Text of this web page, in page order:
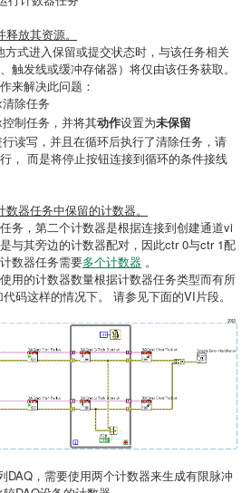
放其资源。
式进入保留或提交状态时，与该任务相关
触发线或缓冲存储器）将仅由该任务获取。
来解决此问题：
清除任务
控制任务 ，并将其动作设置为未保留
读写，并且在循环后执行了清除任务，请
， 而是将停止按钮连接到循环的条件接线
器任务中保留的计数器。
务，第二个计数器是根据连接到创建通道vi
与其旁边的计数器配对，因此ctr 0与ctr 1配
数器任务需要多个计数器 。
用的计数器数量根据计数器任务类型而有所
码这样的情况下。 请参见下面的VI片段。
DAQ，需要使用两个计数器来生成有限脉冲